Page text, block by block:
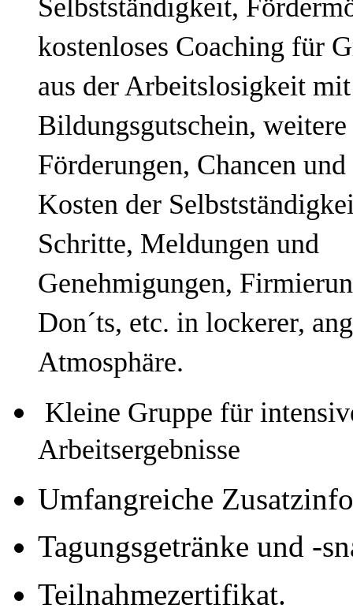
Selbstständigkeit,
kostenloses Coaching für
aus der Arbeitslosigkeit mit
Bildungsgutschein,
Förderungen, Chancen
Kosten der
Schritte, Meldungen und
Genehmigungen,
Don´ts, etc. in lockerer,
Atmosphäre.
Kleine Gruppe für
Arbeitsergebnisse
Umfangreiche
Tagungsgetränke und -
Teilnahmezertifikat.